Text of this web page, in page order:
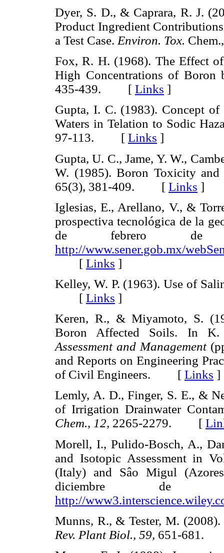
Dyer, S. D., & Caprara, R. J.
Product Ingredient
a Test Case. Environ. Tox.
Fox, R. H. (1968). The Effect
High Concentrations of
435-439. [ Links ]
Gupta, I. C. (1983). Concept
Waters in Telation to Sodic
97-113. [ Links ]
Gupta, U. C., Jame, Y. W.,
W. (1985). Boron Toxicity
65(3), 381-409. [ Links ]
Iglesias, E., Arellano, V., &
prospectiva tecnológica de la
de febrero de
http://www.sener.gob.mx/
[ Links ]
Kelley, W. P. (1963). Use of
[ Links ]
Keren, R., & Miyamoto, S.
Boron Affected Soils. In
Assessment and Management
and Reports on Engineering
of Civil Engineers. [ Links ]
Lemly, A. D., Finger, S. E., &
of Irrigation Drainwater
Chem., 12, 2265-2279. [
Morell, I., Pulido-Bosch, A.,
and Isotopic Assessment in
(Italy) and Sâo Migul
diciembre de
http://
Munns, R., & Tester, M.
Rev. Plant Biol., 59, 651-